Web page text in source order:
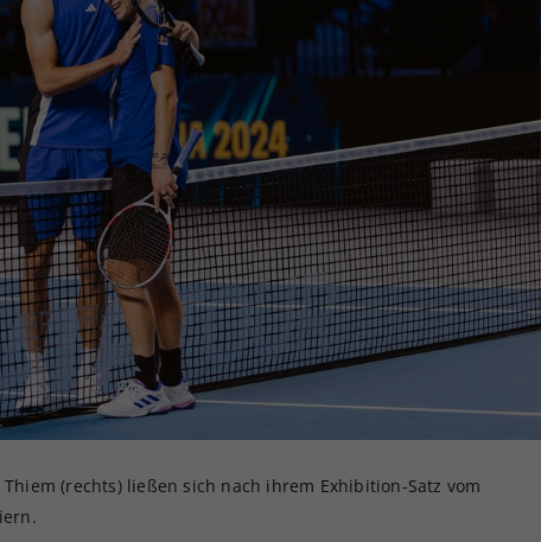
(rechts) ließen sich nach ihrem Exhibition-Satz vom